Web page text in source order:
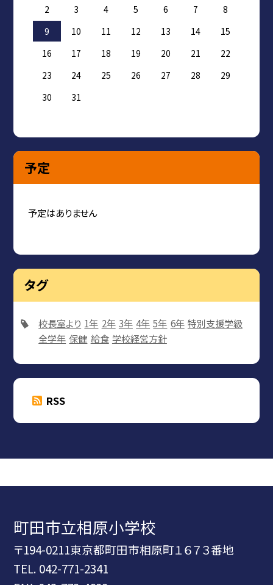
2
3 4 5 6 7
8
9
10 11 12 13 14
15
16
17 18 19 20 21
22
23
24 25 26 27 28
29
30
31
予定
予定はありません
タグ
校長室より 1年 2年 3年 4年 5年 6年 特別支援学級
全学年 保健 給食 学校経営方針
RSS
町田市立相原小学校
〒194-0211東京都町田市相原町１６７３番地
TEL. 042-771-2341